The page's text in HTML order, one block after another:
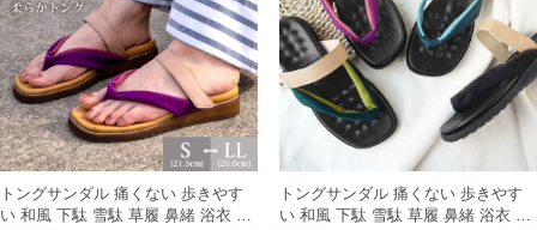
トングサンダル 痛くない 歩きやす
い 和風 下駄 雪駄 草履 鼻緒 浴衣 着
トングサンダル 痛くない 歩きやす
い 和風 下駄 雪駄 草履 鼻緒 浴衣 着